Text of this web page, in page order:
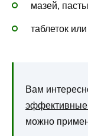
мазей,
таблеток
Вам
эффективные
можно